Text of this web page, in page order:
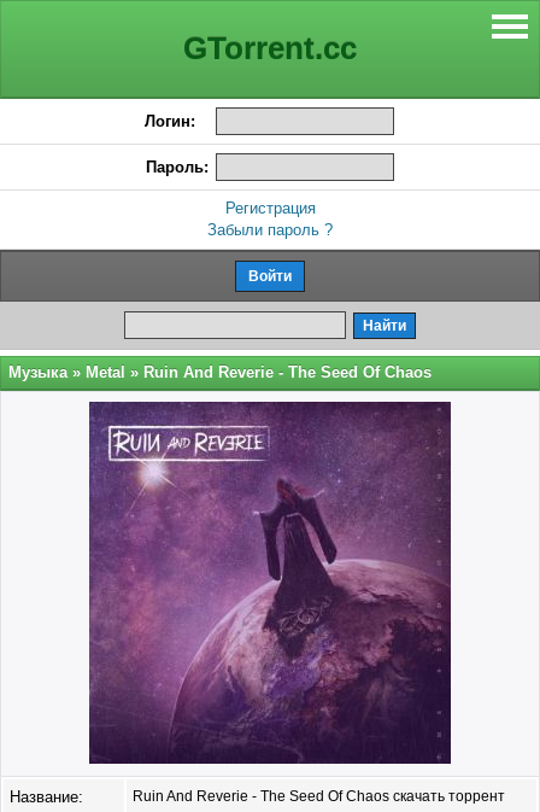
GTorrent.cc
Логин:
Пароль:
Регистрация
Забыли пароль ?
Музыка » Metal » Ruin And Reverie - The Seed Of Chaos
Название: Ruin And Reverie - The Seed Of Chaos скачать торрент